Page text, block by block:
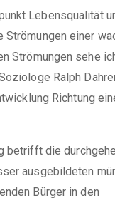
Lebensqualität
einer
Strömungen sehe
Ralph
Richtung
betrifft die
ausgebildeten
Bürger in den